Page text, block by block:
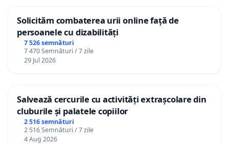
Solicităm combaterea urii online față de
persoanele cu dizabilități
7 526 semnături
7 470 Semnături / 7 zile
29 Jul 2026
Salvează cercurile cu activități extrașcolare din
cluburile și palatele copiilor
2 516 semnături
2 516 Semnături / 7 zile
4 Aug 2026